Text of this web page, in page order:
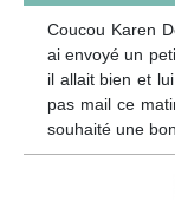
Coucou Karen
ai envoyé un
il allait bien et
pas mail ce
souhaité une